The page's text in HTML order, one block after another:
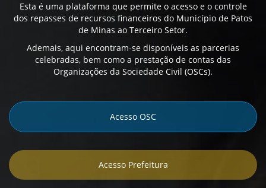
Esta é uma plataforma que permite o acesso e o controle
dos repasses de recursos financeiros do Município de Patos
de Minas ao Terceiro Setor.
Ademais, aqui encontram-se disponíveis as parcerias
celebradas, bem como a prestação de contas das
Organizações da Sociedade Civil (OSCs).
Acesso OSC
Acesso Prefeitura